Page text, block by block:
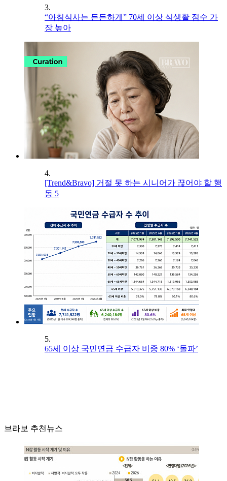
3.
“아침식사는 든든하게” 70세 이상 식생활 점수 가
장 높아
4.
[Trend&Bravo] 거절 못 하는 시니어가 끊어야 할 행
동 5
5.
65세 이상 국민연금 수급자 비중 80% ‘돌파’
브라보 추천뉴스